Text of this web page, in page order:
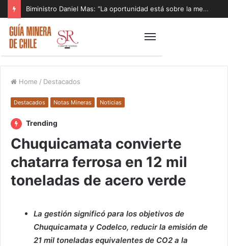
Biministro Daniel Mas: “La oportunidad está sobre la mesa y tenemos que aprovecharla”
Home / Destacados
Destacados Notas Mineras Noticias
Trending
Chuquicamata convierte
chatarra ferrosa en 12 mil
toneladas de acero verde
La gestión significó para los objetivos de
Chuquicamata y Codelco, reducir la emisión de
21 mil toneladas equivalentes de CO2 a la